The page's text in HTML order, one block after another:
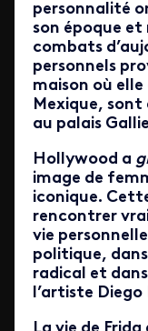
personnalité
son époque et
combats
personnels
maison où
Mexique, sont
au palais
Hollywood a
image de
iconique.
rencontrer
vie
politique,
radical et
l’artiste Diego